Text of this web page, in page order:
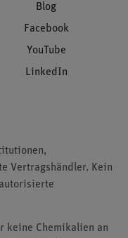
Blog
Facebook
YouTube
LinkedIn
Vertragshändler. Kein
keine Chemikalien an